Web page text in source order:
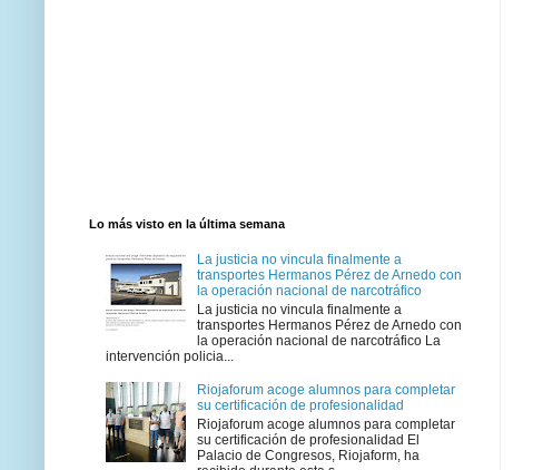
Lo más visto en la última semana
La justicia no vincula finalmente a
transportes Hermanos Pérez de Arnedo con
la operación nacional de narcotráfico
La justicia no vincula finalmente a
transportes Hermanos Pérez de Arnedo con
la operación nacional de narcotráfico La
intervención policia...
Riojaforum acoge alumnos para completar
su certificación de profesionalidad
Riojaforum acoge alumnos para completar
su certificación de profesionalidad El
Palacio de Congresos, Riojaform, ha